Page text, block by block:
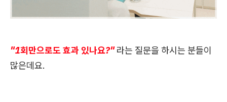
"1회만으로도 효과 있나요?"라는 질문을 하시는 분들이
많은데요.